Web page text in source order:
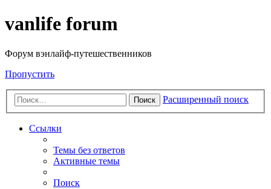
vanlife forum
Форум вэнлайф-путешественников
Пропустить
Поиск Расширенный поиск
Ссылки
Темы без ответов
Активные темы
Поиск